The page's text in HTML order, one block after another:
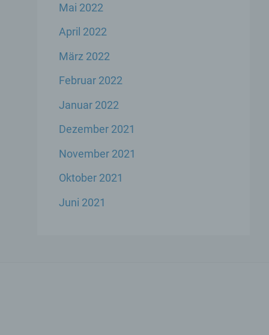
Mai 2022
April 2022
März 2022
Februar 2022
Januar 2022
Dezember 2021
November 2021
Oktober 2021
Juni 2021